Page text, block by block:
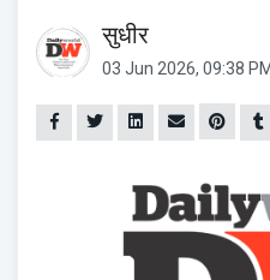
सुधीर
03 Jun 2026, 09:38